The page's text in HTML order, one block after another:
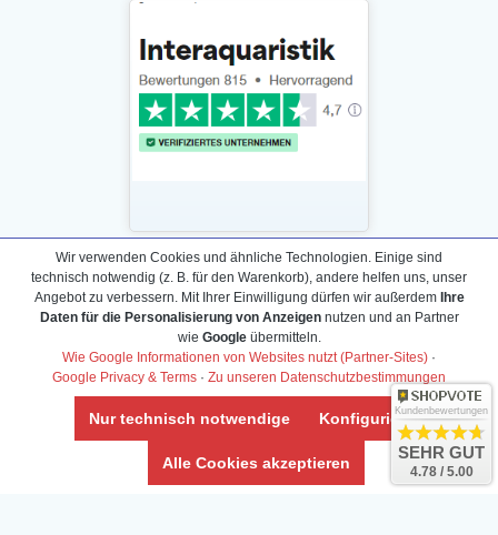
Daten­schutz­erklärung
Widerrufs­recht /Widerrufs­formular
AGB & Info
Impressum
Umwelt und Entsorgung
Vertrag widerrufen
Wir verwenden Cookies und ähnliche Technologien. Einige sind
technisch notwendig (z. B. für den Warenkorb), andere helfen uns, unser
Angebot zu verbessern. Mit Ihrer Einwilligung dürfen wir außerdem Ihre
Daten für die Personalisierung von Anzeigennutzen und an Partner
wie Googleübermitteln.
Wie Google Informationen von Websites nutzt (Partner-Sites) ·
Google Privacy & Terms · Zu unseren Datenschutzbestimmungen
Nur technisch notwendige Konfigurieren
Alle Cookies akzeptieren
Kundenbewertungen
SEHR GUT
4.78 / 5.00